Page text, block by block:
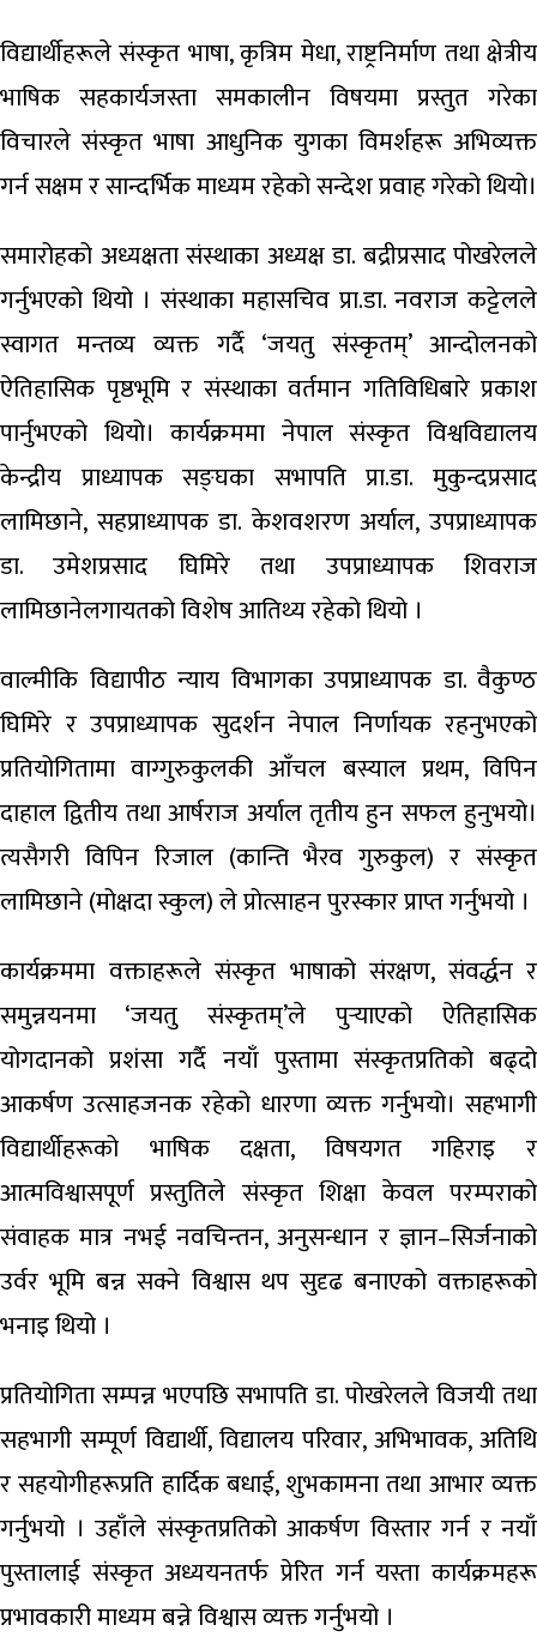
विद्यार्थीहरूले संस्कृत भाषा, कृत्रिम मेधा, राष्ट्रनिर्माण तथा क्षेत्रीय
भाषिक सहकार्यजस्ता समकालीन विषयमा प्रस्तुत गरेका
विचारले संस्कृत भाषा आधुनिक युगका विमर्शहरू अभिव्यक्त
गर्न सक्षम र सान्दर्भिक माध्यम रहेको सन्देश प्रवाह गरेको थियो।
समारोहको अध्यक्षता संस्थाका अध्यक्ष डा. बद्रीप्रसाद पोखरेलले
गर्नुभएको थियो । संस्थाका महासचिव प्रा.डा. नवराज कट्टेलले
स्वागत मन्तव्य व्यक्त गर्दै ‘जयतु संस्कृतम्’ आन्दोलनको
ऐतिहासिक पृष्ठभूमि र संस्थाका वर्तमान गतिविधिबारे प्रकाश
पार्नुभएको थियो। कार्यक्रममा नेपाल संस्कृत विश्वविद्यालय
केन्द्रीय प्राध्यापक सङ्घका सभापति प्रा.डा. मुकुन्दप्रसाद
लामिछाने, सहप्राध्यापक डा. केशवशरण अर्याल, उपप्राध्यापक
डा. उमेशप्रसाद घिमिरे तथा उपप्राध्यापक शिवराज
लामिछानेलगायतको विशेष आतिथ्य रहेको थियो ।
वाल्मीकि विद्यापीठ न्याय विभागका उपप्राध्यापक डा. वैकुण्ठ
घिमिरे र उपप्राध्यापक सुदर्शन नेपाल निर्णायक रहनुभएको
प्रतियोगितामा वाग्गुरुकुलकी आँचल बस्याल प्रथम, विपिन
दाहाल द्वितीय तथा आर्षराज अर्याल तृतीय हुन सफल हुनुभयो।
त्यसैगरी विपिन रिजाल (कान्ति भैरव गुरुकुल) र संस्कृत
लामिछाने (मोक्षदा स्कुल) ले प्रोत्साहन पुरस्कार प्राप्त गर्नुभयो ।
कार्यक्रममा वक्ताहरूले संस्कृत भाषाको संरक्षण, संवर्द्धन र
समुन्नयनमा ‘जयतु संस्कृतम्’ले पुर्‍याएको ऐतिहासिक
योगदानको प्रशंसा गर्दै नयाँ पुस्तामा संस्कृतप्रतिको बढ्दो
आकर्षण उत्साहजनक रहेको धारणा व्यक्त गर्नुभयो। सहभागी
विद्यार्थीहरूको भाषिक दक्षता, विषयगत गहिराइ र
आत्मविश्वासपूर्ण प्रस्तुतिले संस्कृत शिक्षा केवल परम्पराको
संवाहक मात्र नभई नवचिन्तन, अनुसन्धान र ज्ञान–सिर्जनाको
उर्वर भूमि बन्न सक्ने विश्वास थप सुदृढ बनाएको वक्ताहरूको
भनाइ थियो ।
प्रतियोगिता सम्पन्न भएपछि सभापति डा. पोखरेलले विजयी तथा
सहभागी सम्पूर्ण विद्यार्थी, विद्यालय परिवार, अभिभावक, अतिथि
र सहयोगीहरूप्रति हार्दिक बधाई, शुभकामना तथा आभार व्यक्त
गर्नुभयो । उहाँले संस्कृतप्रतिको आकर्षण विस्तार गर्न र नयाँ
पुस्तालाई संस्कृत अध्ययनतर्फ प्रेरित गर्न यस्ता कार्यक्रमहरू
प्रभावकारी माध्यम बन्ने विश्वास व्यक्त गर्नुभयो ।